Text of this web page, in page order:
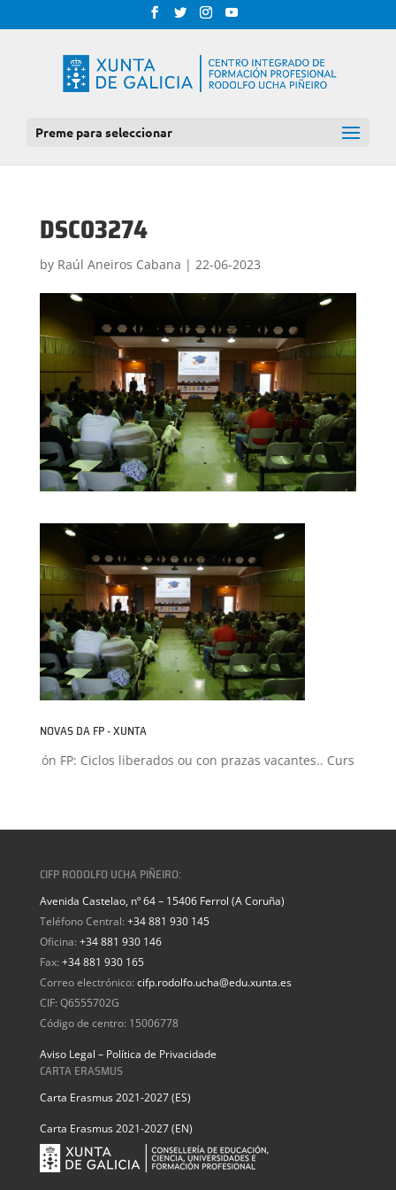
Preme para seleccionar
DSC03274
by Raúl Aneiros Cabana | 22-06-2023
NOVAS DA FP - XUNTA
FP: Ciclos liberados ou con prazas vacantes.. Curso 2026-
CIFP RODOLFO UCHA PIÑEIRO:
Avenida Castelao, nº 64 – 15406 Ferrol (A Coruña)
Teléfono Central: +34 881 930 145
Oficina: +34 881 930 146
Fax: +34 881 930 165
Correo electrónico: cifp.rodolfo.ucha@edu.xunta.es
CIF: Q6555702G
Código de centro: 15006778
Aviso Legal – Política de Privacidade
CARTA ERASMUS
Carta Erasmus 2021-2027 (ES)
Carta Erasmus 2021-2027 (EN)